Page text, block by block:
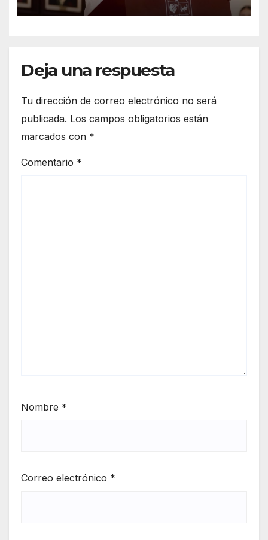
manufacturero durante 2026
Deja una respuesta
Tu dirección de correo electrónico no será
publicada. Los campos obligatorios están
marcados con *
Comentario *
Nombre *
Correo electrónico *